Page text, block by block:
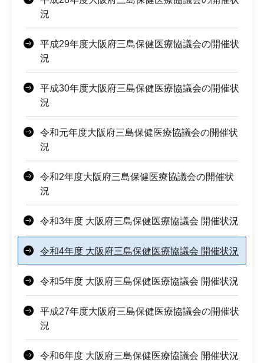
況
平成29年度大阪府三島保健医療協議会の開催状
況
平成30年度大阪府三島保健医療協議会の開催状
況
令和元年度大阪府三島保健医療協議会の開催状
況
令和2年度大阪府三島保健医療協議会の開催状
況
令和3年度 大阪府三島保健医療協議会 開催状況
令和4年度 大阪府三島保健医療協議会 開催状況
令和5年度 大阪府三島保健医療協議会 開催状況
平成27年度大阪府三島保健医療協議会の開催状
況
令和6年度 大阪府三島保健医療協議会 開催状況